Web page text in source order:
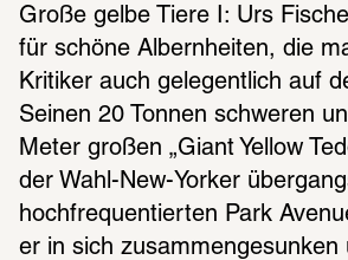
Große gelbe Tiere I: Urs
für schöne Albernheiten, die
Kritiker auch gelegentlich auf
Seinen 20 Tonnen schweren
Meter großen „Giant Yellow
der Wahl-New-Yorker
hochfrequentierten Park
er in sich zusammengesunken